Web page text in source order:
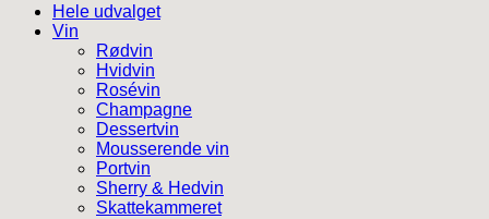
Hele udvalget
Vin
Rødvin
Hvidvin
Rosévin
Champagne
Dessertvin
Mousserende vin
Portvin
Sherry & Hedvin
Skattekammeret